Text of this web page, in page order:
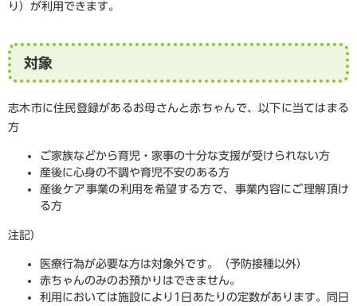
り）が利用できます。
対象
志木市に住民登録があるお母さんと赤ちゃんで、以下に当てはまる
方
ご家族などから育児・家事の十分な支援が受けられない方
産後に心身の不調や育児不安のある方
産後ケア事業の利用を希望する方で、事業内容にご理解頂け
る方
注記）
医療行為が必要な方は対象外です。（予防接種以外）
赤ちゃんのみのお預かりはできません。
利用においては施設により1日あたりの定数があります。同日